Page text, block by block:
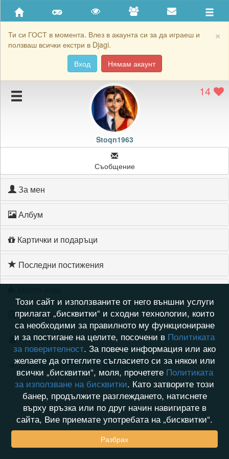
×
Ти си ГОСТ в момента. Влез в акаунта си за да играеш и
ползваш всички екстри в Djagi.
Вход
Нямам акаунт
Приятели
Хронология на игри
Подаръците на Stoqn1963
Картичките на Stoqn1963
14
Stoqn1963
Съобщение
За мен
Албум
Картички и подаръци
Последни постижения
Хронология на игри
Активност
Кой видя профила на Stoqn1963
Този сайт и използваните от него външни услуги
прилагат „бисквитки“ и сходни технологии, които
са необходими за правилното му функциониране
и за постигане на целите, посочени в Политиката
за поверителност. За повече информация или ако
желаете да оттеглите съгласието си за някои или
всички „бисквитки“, моля, прочетете Политиката
за използване на бисквитки. Като затворите този
банер, продължите разглеждането, натиснете
върху връзка или по друг начин навигирате в
сайта, Вие приемате употребата на „бисквитки“.
Разбрах